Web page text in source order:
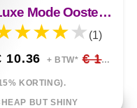
Luxe Mode Oostenrijkse Kristallen Armband
(1)
10.36 + BTW* € 12.19
KORTING).
BUT SHINY